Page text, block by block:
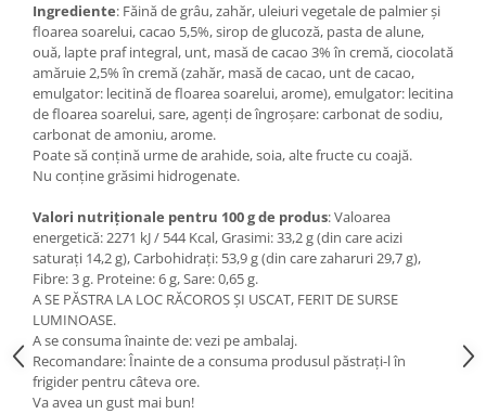
Ingrediente: Făină de grâu, zahăr, uleiuri vegetale de palmier și
floarea soarelui, cacao 5,5%, sirop de glucoză, pasta de alune,
ouă, lapte praf integral, unt, masă de cacao 3% în cremă, ciocolată
amăruie 2,5% în cremă (zahăr, masă de cacao, unt de cacao,
emulgator: lecitină de floarea soarelui, arome), emulgator: lecitina
de floarea soarelui, sare, agenți de îngroșare: carbonat de sodiu,
carbonat de amoniu, arome.
Poate să conțină urme de arahide, soia, alte fructe cu coajă.
Nu conține grăsimi hidrogenate.
Valori nutriționale pentru 100 g de produs: Valoarea
energetică: 2271 kJ / 544 Kcal, Grasimi: 33,2 g (din care acizi
saturați 14,2 g), Carbohidrați: 53,9 g (din care zaharuri 29,7 g),
Fibre: 3 g. Proteine: 6 g, Sare: 0,65 g.
A SE PĂSTRA LA LOC RĂCOROS ȘI USCAT, FERIT DE SURSE
LUMINOASE.
A se consuma înainte de: vezi pe ambalaj.
Recomandare: Înainte de a consuma produsul păstrați-l în
frigider pentru câteva ore.
Va avea un gust mai bun!